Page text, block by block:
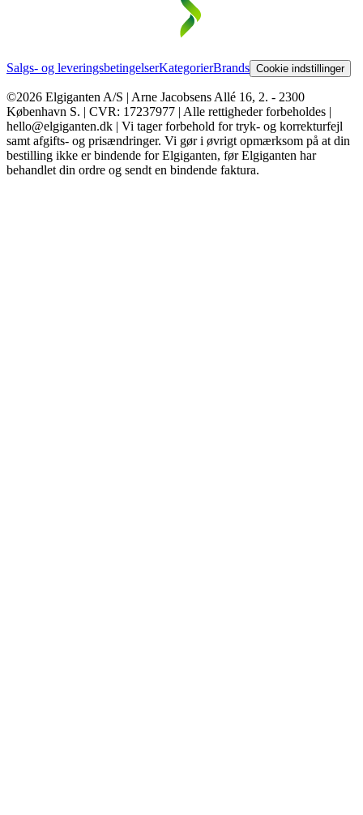
Salgs- og leveringsbetingelserKategorierBrands Cookie indstillinger
©2026 Elgiganten A/S | Arne Jacobsens Allé 16, 2. - 2300
København S. | CVR: 17237977 | Alle rettigheder forbeholdes |
hello@elgiganten.dk | Vi tager forbehold for tryk- og korrekturfejl
samt afgifts- og prisændringer. Vi gør i øvrigt opmærksom på at din
bestilling ikke er bindende for Elgiganten, før Elgiganten har
behandlet din ordre og sendt en bindende faktura.